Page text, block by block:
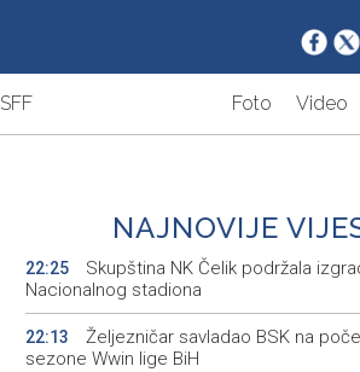
SFF Foto Video
NAJNOVIJE
22:25
Skupština NK Čelik podržala
Nacionalnog stadiona
22:13
Željezničar savladao BSK na
sezone Wwin lige BiH